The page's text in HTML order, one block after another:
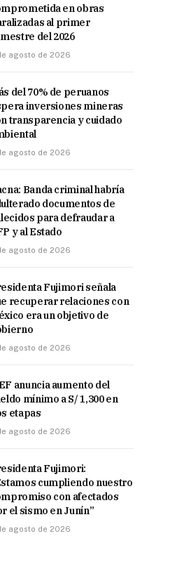
en obras
al primer
del 2026
agosto de 2026
del 70% de peruanos
inversiones mineras
transparencia y cuidado
agosto de 2026
Banda criminal habría
documentos de
para defraudar a
y al Estado
agosto de 2026
Fujimori señala
recuperar relaciones con
era un objetivo de
agosto de 2026
anuncia aumento del
mínimo a S/ 1,300 en
etapas
agosto de 2026
Fujimori:
cumpliendo nuestro
con afectados
el sismo en Junín”
agosto de 2026